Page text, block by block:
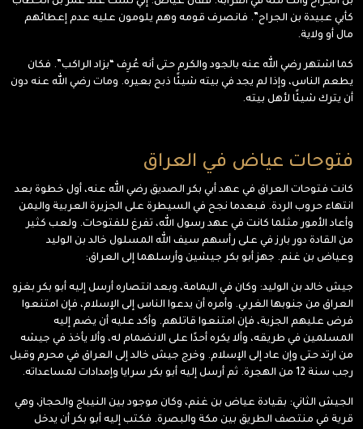
كأبي عبيدة بن الجراح”. فانصرف قومه وهم يلومون عليه عدم إعطائهم
مال أو ولاية.
كما اشتهر رضي الله عنه بالجود والكرم حتى أنه عُرِف “بزاد الراكب”. فكان
يطعم الناس، وإذا لم يجد في بيته شيئًا ذبح بعيره. ومات رضي الله عنه دون
أن يترك شيئًا لأهل بيته.
فتوحات عياض في العراق
كانت فتوحات العراق في عهد أبي بكر الصديق رضي الله عنه، أول خطوة بعد
انتهاء حروب الردة. فبعدما نجح في السيطرة على الجزيرة العربية واليمن
وأعاد الأمور مثلما كانت في عهد رسول الله، تفرغ للفتوحات. ولعب كثير
من القادة دور بارز في على رأسهم سيف الله المسلول خالد بن الوليد
وعياض بن غنم. جهز أبو بكر جيشين وأرسلهما إلى العراق:
جيش خالد بن الوليد: وكان في اليمامة، وبعد انتصاره أرسل إليه أبو بكر بغزو
العراق من جنوبها الغربي. وأمره أن يدعوا الناس إلى الإسلام، فإن امتنعوا
فرض عليهم الجزية، فإن امتنعوا قاتلهم. وأكد عليه أن يضم إليه
المسلمين في طريقه، وألا يكره أحدًا على الانضمام له، وألا يأخذ في جيشه
من ارتد حتى وإن عاد إلى الإسلام. وخرج جيش خالد إلى العراق في محرم وقيل
رجب سنة 12 من الهجرة. ثم أرسل إليه أبو بكر سرايا وإمدادات لمساعداته.
الجيش الثاني: بقيادة عياض بن غنم، وكان موجود بين النيباج والحجاز، وهي
قرية في منتصف الطريق بين مكة والبصرة. فكتب إليه أبو بكر أن يدخل